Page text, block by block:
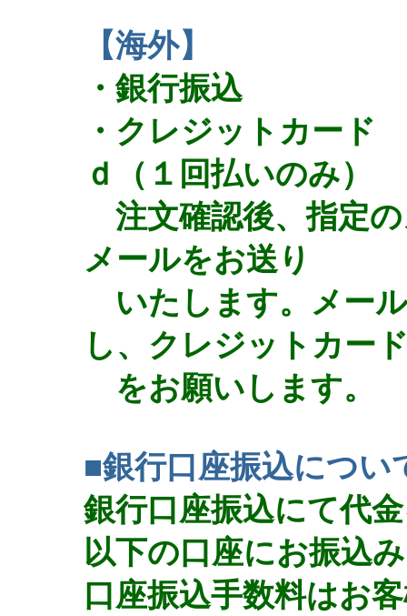
【海外】
・銀行振込
・クレジットカード
ｄ（１回払いのみ）
注文確認後、指定
メールをお送り
いたします。メー
し、クレジットカー
をお願いします。
■銀行口座振込につい
銀行口座振込にて代
以下の口座にお振込
口座振込手数料はお